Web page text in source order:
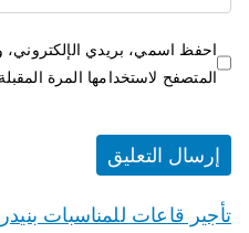
احفظ اسمي، بريدي الإلكتروني،
المتصفح لاستخدامها المرة